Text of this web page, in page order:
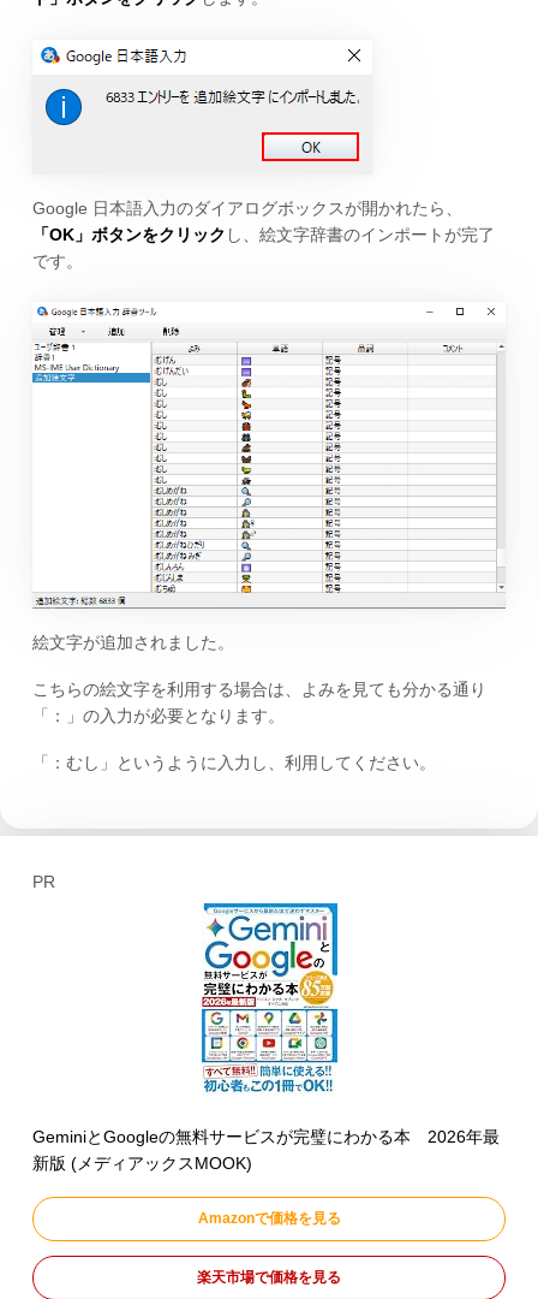
Google 日本語入力のダイアログボックスが開かれたら、
「OK」ボタンをクリック し、絵文字辞書のインポートが完了
です。
絵文字が追加されました。
こちらの絵文字を利用する場合は、よみを見ても分かる通り
「：」の入力が必要となります。
「：むし」というように入力し、利用してください。
PR
GeminiとGoogleの無料サービスが完璧にわかる本 2026年最
新版 (メディアックスMOOK)
Amazonで価格を見る
楽天市場で価格を見る